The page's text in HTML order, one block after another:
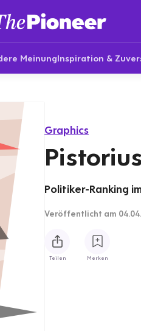
MeinungInspiration &
Graphics
Politiker-Ranking
Veröffentlicht am
Teilen Merken